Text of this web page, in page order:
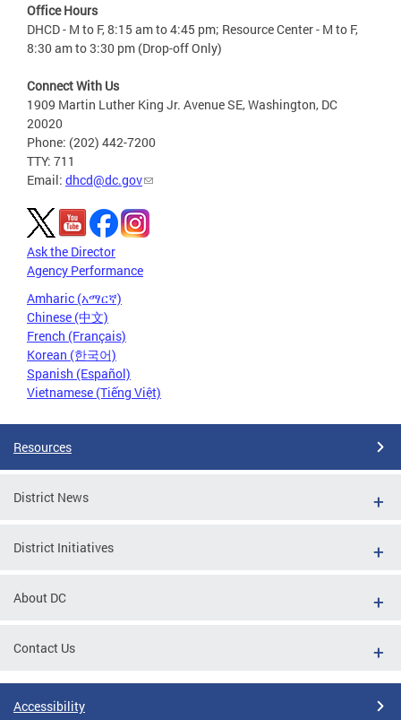
Office Hours
DHCD - M to F, 8:15 am to 4:45 pm; Resource Center - M to F,
8:30 am to 3:30 pm (Drop-off Only)
Connect With Us
1909 Martin Luther King Jr. Avenue SE, Washington, DC
20020
Phone: (202) 442-7200
TTY: 711
Email: dhcd@dc.gov
Ask the Director
Agency Performance
Amharic (አማርኛ)
Chinese (中文)
French (Français)
Korean (한국어)
Spanish (Español)
Vietnamese (Tiếng Việt)
Resources
District News
District Initiatives
About DC
Contact Us
Accessibility